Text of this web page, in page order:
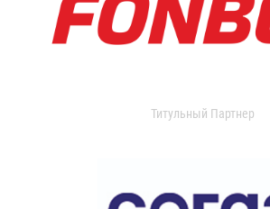
Титульный Партнер